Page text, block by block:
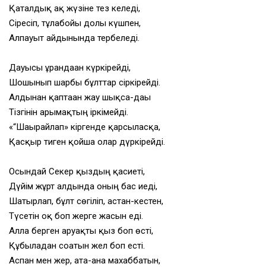
Қаталдық ақ жүзіне тез келеді,
Сіресіп, тұлабойы долы күшпен,
Алпауыт айдынында тербеледі.
Дауысы ұрандаған күркірейді,
Шошынып шарбы бұлттар сіркірейді.
Алдынан қаптаған жау шықса-дағы
Тізгінін арғымақтың іркімейді.
«“Шағырайлап» кіргенде қарсыласқа,
Қасқыр тиген қойша олар дүркірейді.
Осындай Секер қыздың қасиеті,
Дүйім жұрт алдында оның бас иеді,
Шатырлап, бұлт сөгіліп, астан-кестен,
Түсетін оқ боп жерге жасын еді.
Алла берген аруақты қыз боп өсті,
Құбыладан соғатын жел боп есті.
Аспан мен жер, ата-ана махаббатын,